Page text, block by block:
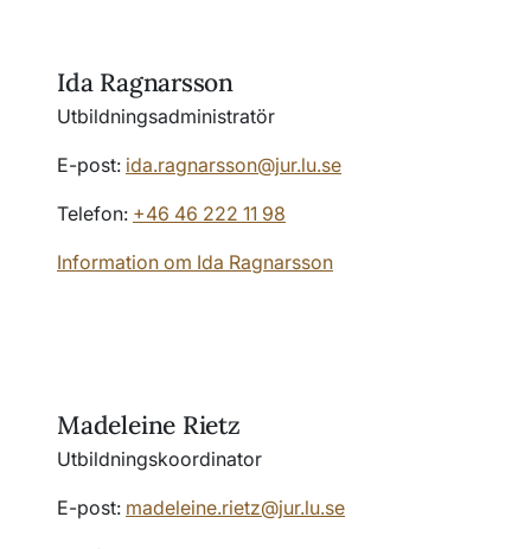
Ida Ragnarsson
Utbildningsadministratör
E-post: ida.ragnarsson@jur.lu.se
Telefon: +46 46 222 11 98
Information om Ida Ragnarsson
Madeleine Rietz
Utbildningskoordinator
E-post: madeleine.rietz@jur.lu.se